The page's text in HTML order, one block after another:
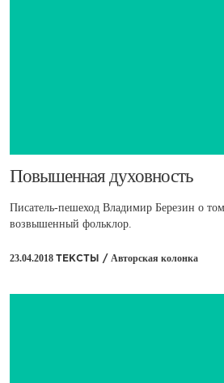
​Повышенная духовность
Писатель-пешеход Владимир Березин о
возвышенный фольклор.
23.04.2018 ТЕКСТЫ / Авторская колонка